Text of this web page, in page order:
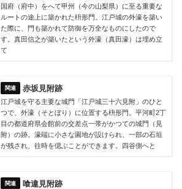
国府（府中）をへて甲州（今の山梨県）に至る重要な
ルートの途上に築かれた枡形門。江戸城の外濠を築い
た際に、門も築かれて防御を万全なものにしたので
す。真田信之が築いたという外濠（真田濠）は埋め立
て
赤坂見附跡
江戸城を守る主要な城門「江戸城三十六見附」のひと
つで、外濠（そとぼり）に位置する枡形門。平河町2丁
目の都道府県会館前の交差点一帯がかつての城門（見
附）の跡。濠端に小さな園地が設けられ、一部の石垣
が残され、往時を偲ぶことができます。四谷側へと
喰違見附跡